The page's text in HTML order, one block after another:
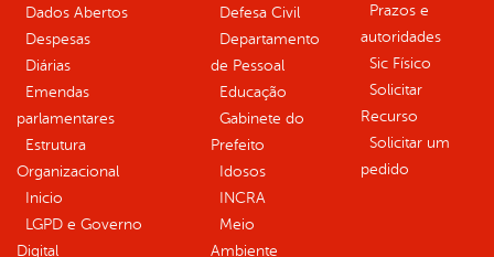
Dados Abertos
Despesas
Diárias
Emendas
parlamentares
Estrutura
Organizacional
Inicio
LGPD e Governo
Digital
Defesa Civil
Departamento
de Pessoal
Educação
Gabinete do
Prefeito
Idosos
INCRA
Meio
Ambiente
Prazos e
autoridades
Sic Físico
Solicitar
Recurso
Solicitar um
pedido